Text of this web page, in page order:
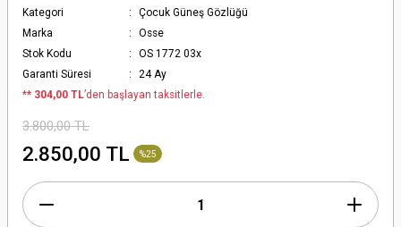
Kategori
Çocuk Güneş Gözlüğü
Marka
Osse
Stok Kodu
OS 1772 03x
Garanti Süresi
24 Ay
** 304,00 TL’den başlayan taksitlerle.
3.800,00 TL
2.850,00 TL %25